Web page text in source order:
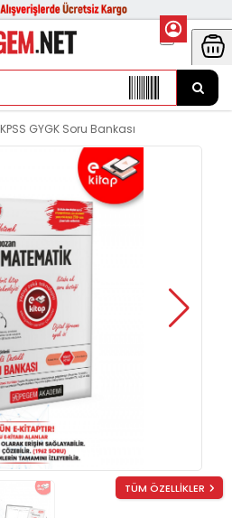
KPSS GYGK Soru Bankası
TÜM ÖZELLİKLER